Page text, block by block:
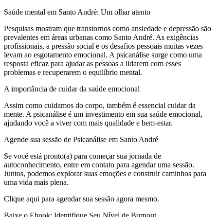
Saúde mental em Santo André: Um olhar atento
Pesquisas mostram que transtornos como ansiedade e depressão são
prevalentes em áreas urbanas como Santo André. As exigências
profissionais, a pressão social e os desafios pessoais muitas vezes
levam ao esgotamento emocional. A psicanálise surge como uma
resposta eficaz para ajudar as pessoas a lidarem com esses
problemas e recuperarem o equilíbrio mental.
A importância de cuidar da saúde emocional
Assim como cuidamos do corpo, também é essencial cuidar da
mente. A psicanálise é um investimento em sua saúde emocional,
ajudando você a viver com mais qualidade e bem-estar.
Agende sua sessão de Psicanálise em Santo André
Se você está pronto(a) para começar sua jornada de
autoconhecimento, entre em contato para agendar uma sessão.
Juntos, podemos explorar suas emoções e construir caminhos para
uma vida mais plena.
Clique aqui para agendar sua sessão agora mesmo.
Baixe o Ebook: Identifique Seu Nível de Burnout